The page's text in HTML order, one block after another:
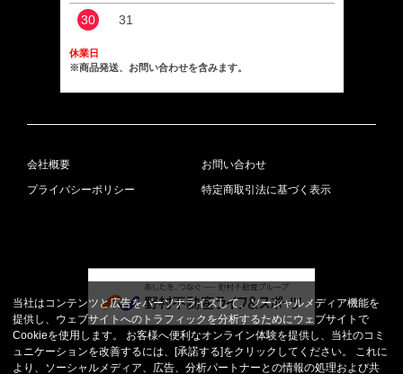
30 31
休業日
※商品発送、お問い合わせを含みます。
会社概要
お問い合わせ
プライバシーポリシー
特定商取引法に基づく表示
当社はコンテンツと広告をパーソナライズして、ソーシャルメディア機能を
提供し、ウェブサイトへのトラフィックを分析するためにウェブサイトで
Cookieを使用します。 お客様へ便利なオンライン体験を提供し、当社のコミ
ュニケーションを改善するには、[承諾する]をクリックしてください。 これに
より、ソーシャルメディア、広告、分析パートナーとの情報の処理および共